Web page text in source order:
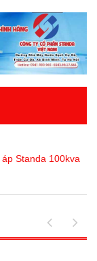
áp Standa 100kva